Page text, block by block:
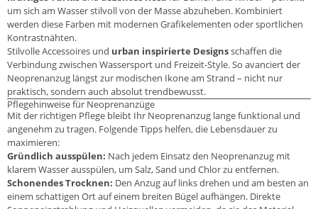
um sich am Wasser stilvoll von der Masse abzuheben. Kombiniert
werden diese Farben mit modernen Grafikelementen oder sportlichen
Kontrastnähten.
Stilvolle Accessoires und urban inspirierte Designsschaffen die
Verbindung zwischen Wassersport und Freizeit-Style. So avanciert der
Neoprenanzug längst zur modischen Ikone am Strand – nicht nur
praktisch, sondern auch absolut trendbewusst.
Pflegehinweise für Neoprenanzüge
Mit der richtigen Pflege bleibt Ihr Neoprenanzug lange funktional und
angenehm zu tragen. Folgende Tipps helfen, die Lebensdauer zu
maximieren:
Gründlich ausspülen: Nach jedem Einsatz den Neoprenanzug mit
klarem Wasser ausspülen, um Salz, Sand und Chlor zu entfernen.
Schonendes Trocknen: Den Anzug auf links drehen und am besten an
einem schattigen Ort auf einem breiten Bügel aufhängen. Direkte